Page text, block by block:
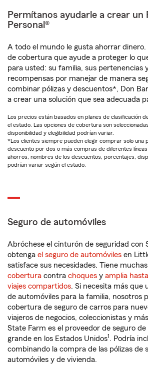
Permítanos ayudarle a crear un
Personal®
A todo el mundo le gusta ahorrar dinero.
de cobertura que ayude a proteger lo
para usted: su familia, sus pertenencias
recompensas por manejar de manera
combinar pólizas y descuentos*, Don
a crear una solución que sea adecuada
Los precios están basados en planes de clasificación
el estado. Las opciones de cobertura son
disponibilidad y elegibilidad podrían variar.
*Los clientes siempre pueden elegir comprar solo una
descuento por dos o más compras de diferentes
ahorros, nombres de los descuentos, porcentajes,
podrían variar según el estado.
Seguro de automóviles
Abróchese el cinturón de seguridad con
obtenga el seguro de automóviles en
satisface sus necesidades. Tiene
cobertura contra choques y amplia
viajes compartidos. Si necesita más que
de automóviles para la familia, nosotros
cobertura de seguro de carros para
viajeros de negocios, coleccionistas y
State Farm es el proveedor de seguro
grande en los Estados Unidos1. Podría
combinando la compra de las pólizas de
automóviles y de vivienda.